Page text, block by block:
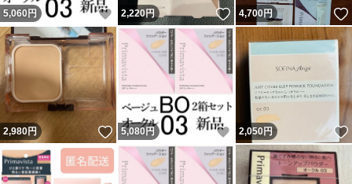
5,060 円 いいね！
2,220円 いいね！
4,700円
2,980円 いいね！
5,080 円 いいね！
2,050円